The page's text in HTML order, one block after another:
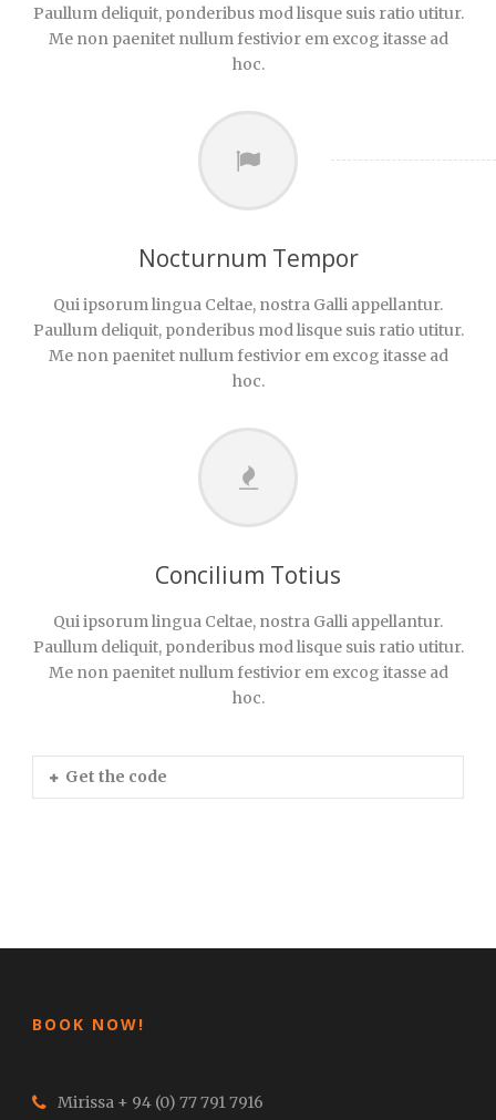
Paullum deliquit, ponderibus mod lisque suis ratio utitur.
Me non paenitet nullum festivior em excog itasse ad
hoc.
Nocturnum Tempor
Qui ipsorum lingua Celtae, nostra Galli appellantur.
Paullum deliquit, ponderibus mod lisque suis ratio utitur.
Me non paenitet nullum festivior em excog itasse ad
hoc.
Concilium Totius
Qui ipsorum lingua Celtae, nostra Galli appellantur.
Paullum deliquit, ponderibus mod lisque suis ratio utitur.
Me non paenitet nullum festivior em excog itasse ad
hoc.
Get the code
BOOK NOW!
Mirissa + 94 (0) 77 791 7916